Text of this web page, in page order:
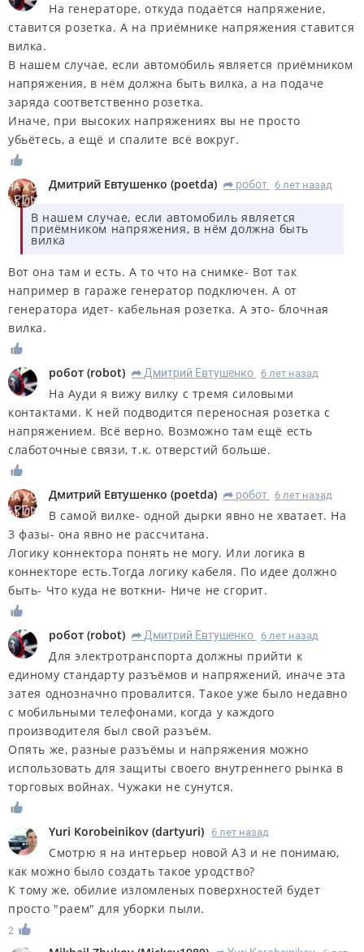
На генераторе, откуда подаётся напряжение,
ставится розетка. А на приёмнике напряжения ставится
вилка.
В нашем случае, если автомобиль является приёмником
напряжения, в нём должна быть вилка, а на подаче
заряда соответственно розетка.
Иначе, при высоких напряжениях вы не просто
убьётесь, а ещё и спалите всё вокруг.
Дмитрий Евтушенко (poetda) R робот 6 лет назад
В нашем случае, если автомобиль является
приёмником напряжения, в нём должна быть
вилка
Вот она там и есть. А то что на снимке- Вот так
например в гараже генератор подключен. А от
генератора идет- кабельная розетка. А это- блочная
вилка.
робот (robot) R Дмитрий Евтушенко 6 лет назад
На Ауди я вижу вилку с тремя силовыми
контактами. К ней подводится переносная розетка с
напряжением. Всё верно. Возможно там ещё есть
слаботочные связи, т.к. отверстий больше.
Дмитрий Евтушенко (poetda) R робот 6 лет назад
В самой вилке- одной дырки явно не хватает. На
3 фазы- она явно не рассчитана.
Логику коннектора понять не могу. Или логика в
коннекторе есть.Тогда логику кабеля. По идее должно
быть- Что куда не воткни- Ниче не сгорит.
робот (robot) R Дмитрий Евтушенко 6 лет назад
Для электротранспорта должны прийти к
единому стандарту разъёмов и напряжений, иначе эта
затея однозначно провалится. Такое уже было недавно
с мобильными телефонами, когда у каждого
производителя был свой разъём.
Опять же, разные разъёмы и напряжения можно
использовать для защиты своего внутреннего рынка в
торговых войнах. Чужаки не сунутся.
Yuri Korobeinikov (dartyuri) 6 лет назад
Смотрю я на интерьер новой А3 и не понимаю,
как можно было создать такое уродство?
К тому же, обилие изломленых поверхностей будет
просто "раем" для уборки пыли.
2